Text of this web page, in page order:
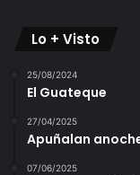
Lo + Visto
25/08/2024
El Guateque
27/04/2025
Apuñalan
07/06/2025